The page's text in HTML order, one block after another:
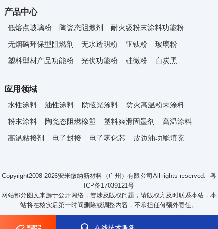
产品中心
低熔点玻璃粉 陶瓷态阻燃剂
耐火级粉末涂料功能粉
无烟磷环保型阻燃剂
无水透明粉 亚钛粉
玻璃粉
塑料型材产品功能粉
光伏功能粉 硅微粉 白炭黑
应用领域
水性涂料 油性涂料 防眩光涂料
防火高温粉末涂料
粉末涂料
陶瓷态阻燃橡塑 塑料爽滑固墨剂
高温涂料
高温粘接剂
电子封接 电子雾化芯 皮边油功能填充
Copyright2008-2026安米微纳新材料（广州）有限公司 All rights reserved.- 粤
ICP备17039121号
网站部分图文来源于公开网络，若涉及版权问题，请版权方及时联系本站，本
站将在核实后第一时间删除或调整内容，不承担任何额外责任。
